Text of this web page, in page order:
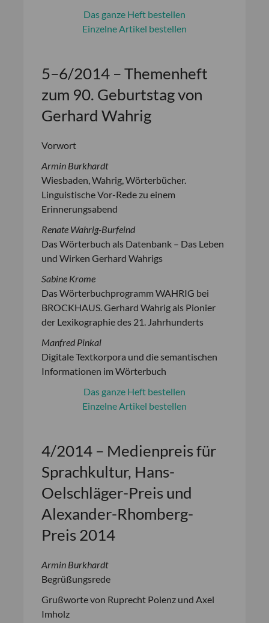
Das ganze Heft bestellen
Einzelne Artikel bestellen
5–6/2014 – Themenheft
zum 90. Geburtstag von
Gerhard Wahrig
Vorwort
Armin Burkhardt
Wiesbaden, Wahrig, Wörterbücher.
Linguistische Vor-Rede zu einem
Erinnerungsabend
Renate Wahrig-Burfeind
Das Wörterbuch als Datenbank – Das Leben
und Wirken Gerhard Wahrigs
Sabine Krome
Das Wörterbuchprogramm WAHRIG bei
BROCKHAUS. Gerhard Wahrig als Pionier
der Lexikographie des 21. Jahrhunderts
Manfred Pinkal
Digitale Textkorpora und die semantischen
Informationen im Wörterbuch
Das ganze Heft bestellen
Einzelne Artikel bestellen
4/2014 – Medienpreis für
Sprachkultur, Hans-
Oelschläger-Preis und
Alexander-Rhomberg-
Preis 2014
Armin Burkhardt
Begrüßungsrede
Grußworte von Ruprecht Polenz und Axel
Imholz